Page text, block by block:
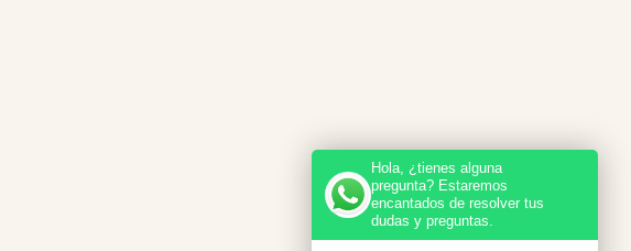
Hola, ¿tienes alguna
pregunta? Estaremos
encantados de resolver tus
dudas y preguntas.